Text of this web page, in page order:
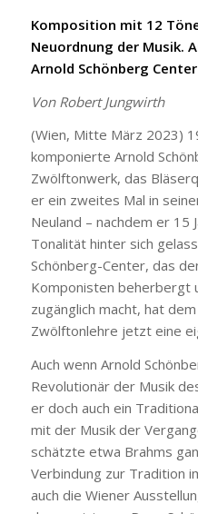
Komposition mit 12
Neuordnung der Musik.
Arnold Schönberg Center
Von Robert Jungwirth
(Wien, Mitte März 2023)
komponierte Arnold
Zwölftonwerk, das
er ein zweites Mal in
Neuland – nachdem er 15
Tonalität hinter sich
Schönberg-Center, das
Komponisten beherbergt
zugänglich macht, hat
Zwölftonlehre jetzt eine
Auch wenn Arnold
Revolutionär der Musik
er doch auch ein
mit der Musik der
schätzte etwa Brahms
Verbindung zur Tradition
auch die Wiener